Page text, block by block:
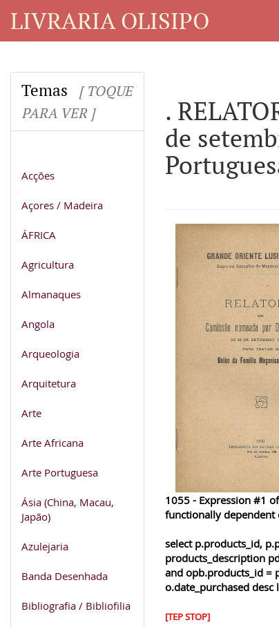
LIVRARIA OLISIPO
Temas
[ TOQUE
PARA VER ]
Acções
Açores / Madeira
ÁFRICA
Agricultura
Almanaques
Angola
Arqueologia
Arquitetura
Arte
Arte Africana
Arte Portuguesa
Ásia (China, Macau,
Japão)
Azulejaria
Banda Desenhada
Bibliografia / Bibliofilia
.
de
1055 - Expression #1
functionally dependent
select p.products_id,
products_description
and opb.products_id =
o.date_purchased desc
[TEP STOP]